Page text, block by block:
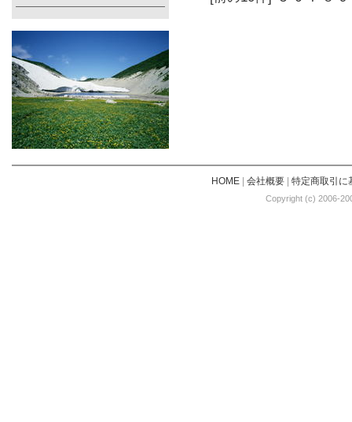
HOME| 会社概要| 特定商取引に
Copyright (c) 2006-